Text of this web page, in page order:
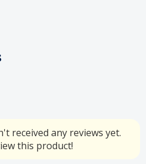
received any reviews yet.
this product!